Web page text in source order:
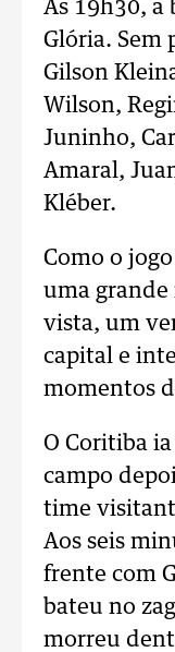
Às 19h30, a
Glória. Sem
Gilson
Wilson,
Juninho,
Amaral,
Kléber.
Como o
uma
vista, um
capital e
momentos
O Coritiba
campo
time
Aos seis
frente com
bateu no
morreu